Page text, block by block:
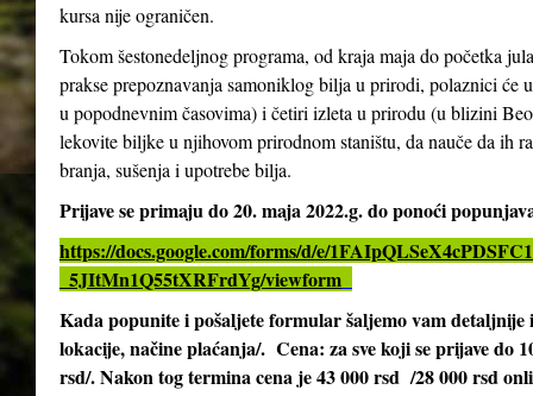
kursa nije ograničen.
Tokom šestonedeljnog programa, od kraja maja do početka
prakse prepoznavanja samoniklog bilja u prirodi, polaznici će
u popodnevnim časovima) i četiri izleta u prirodu (u blizini
lekovite biljke u njihovom prirodnom staništu, da nauče da ih
branja, sušenja i upotrebe bilja.
Prijave se primaju do 20. maja 2022.g. do ponoći
https://docs.google.com/forms/d/e/
_5JItMn1Q55tXRFrdYg/viewform
Kada popunite i pošaljete formular šaljemo vam
lokacije, načine plaćanja/. Cena: za sve koji se prijave do
rsd/. Nakon tog termina cena je 43 000 rsd /28 000 rsd